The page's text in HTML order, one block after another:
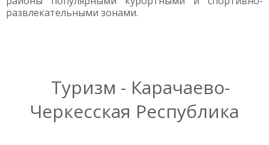
развлекательными зонами.
Туризм - Карачаево-
Черкесская Республика